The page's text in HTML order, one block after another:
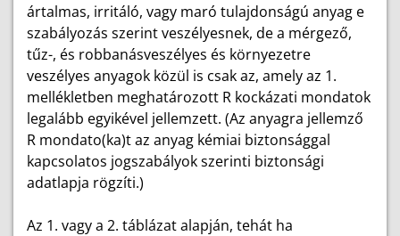
ártalmas, irritáló, vagy maró tulajdonságú anyag e
szabályozás szerint veszélyesnek, de a mérgező,
tűz-, és robbanásveszélyes és környezetre
veszélyes anyagok közül is csak az, amely az 1.
mellékletben meghatározott R kockázati mondatok
legalább egyikével jellemzett. (Az anyagra jellemző
R mondato(ka)t az anyag kémiai biztonsággal
kapcsolatos jogszabályok szerinti biztonsági
adatlapja rögzíti.)
Az 1. vagy a 2. táblázat alapján, tehát ha